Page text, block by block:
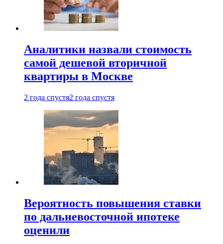
Аналитики назвали стоимость
самой дешевой вторичной
квартиры в Москве
2 года спустя2 года спустя
Вероятность повышения ставки
по дальневосточной ипотеке
оценили